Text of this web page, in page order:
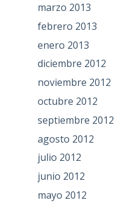
marzo 2013
febrero 2013
enero 2013
diciembre 2012
noviembre 2012
octubre 2012
septiembre 2012
agosto 2012
julio 2012
junio 2012
mayo 2012